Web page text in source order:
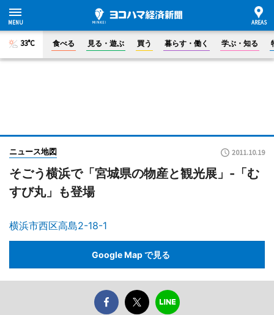
33°C 食べる 見る・遊ぶ 買う 暮らす・働く 学ぶ・知る
ニュース地図 2011.10.19
そごう横浜で「宮城県の物産と観光展」-「む
すび丸」も登場
横浜市西区高島2-18-1
Google Map で見る